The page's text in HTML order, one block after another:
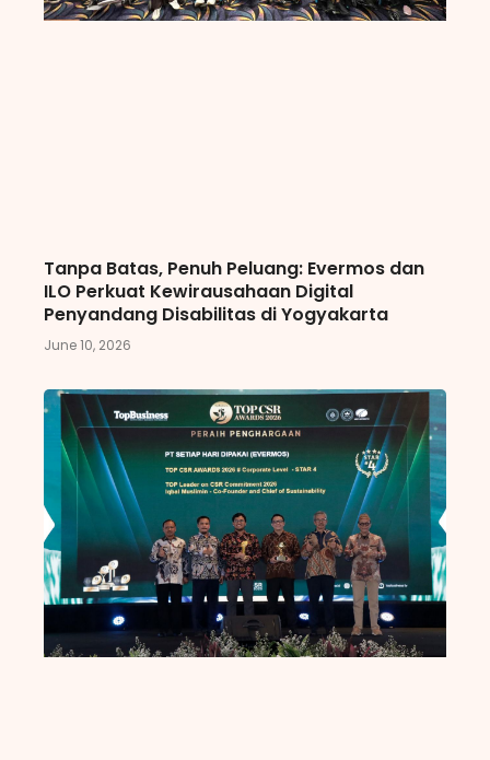
Tanpa Batas, Penuh Peluang: Evermos dan
ILO Perkuat Kewirausahaan Digital
Penyandang Disabilitas di Yogyakarta
June 10, 2026